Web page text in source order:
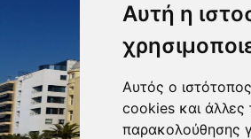
Αυτή η
Αυτός ο
cookies και άλλες
παρακολούθησης